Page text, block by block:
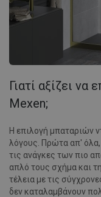
Γιατί αξίζει να
Mexen;
Η επιλογή μπαταριών
λόγους. Πρώτα απ'
τις ανάγκες των πιο
απλό τους σχήμα και
τέλεια με τις
δεν καταλαμβάνουν